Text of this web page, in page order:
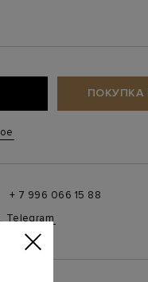
ПОКУПКА
+ 7 996 066 15 88
, Telegram